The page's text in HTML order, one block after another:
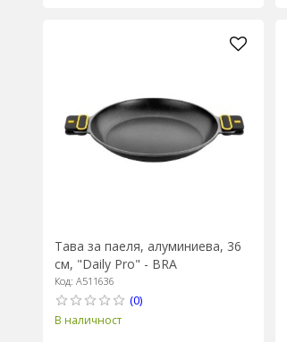
Тава за паеля, алуминиева, 36
см, "Daily Pro" - BRA
Код: A511636
(0)
В наличност